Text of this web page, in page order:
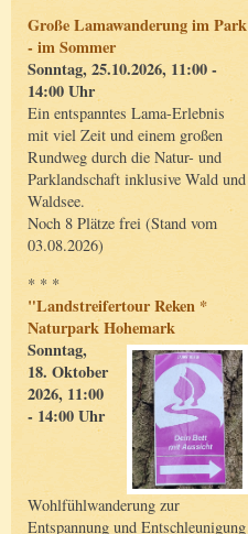
Große Lamawanderung im Park
- im Sommer
Sonntag, 25.10.2026, 11:00 -
14:00 Uhr
Ein entspanntes Lama-Erlebnis
mit viel Zeit und einem großen
Rundweg durch die Natur- und
Parklandschaft inklusive Wald und
Waldsee.
Noch 8 Plätze frei (Stand vom
03.08.2026)
* * *
"Landstreifertour Reken *
Naturpark Hohemark
Sonntag,
18. Oktober
2026, 11:00
- 14:00 Uhr
Wohlfühlwanderung zur
Entspannung und Entschleunigung